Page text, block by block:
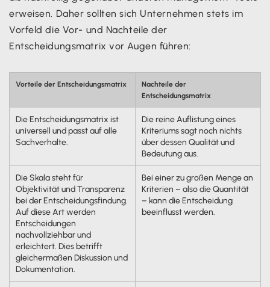
erweisen. Daher sollten sich Unternehmen stets im
Vorfeld die Vor- und Nachteile der
Entscheidungsmatrix vor Augen führen:
Vorteile der Entscheidungsmatrix
Nachteile der
Entscheidungsmatrix
Die Entscheidungsmatrix ist
universell und passt auf alle
Sachverhalte.
Die reine Auflistung eines
Kriteriums sagt noch nichts
über dessen Qualität und
Bedeutung aus.
Die Skala steht für
Objektivität und Transparenz
bei der Entscheidungsfindung.
Auf diese Art werden
Entscheidungen
nachvollziehbar und
erleichtert. Dies betrifft
gleichermaßen Diskussion und
Dokumentation.
Bei einer zu großen Menge an
Kriterien – also die Quantität
– kann die Entscheidung
beeinflusst werden.